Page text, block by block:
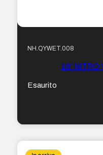
NH.QYWET.008
16″
Esaurito